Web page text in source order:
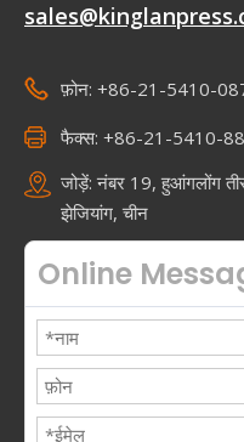
फ़ोन: +86-21-5410-
फैक्स: +86-21-5410-
जोड़ें: नंबर 19, हुआंगलोंग
झेजियांग, चीन
Online